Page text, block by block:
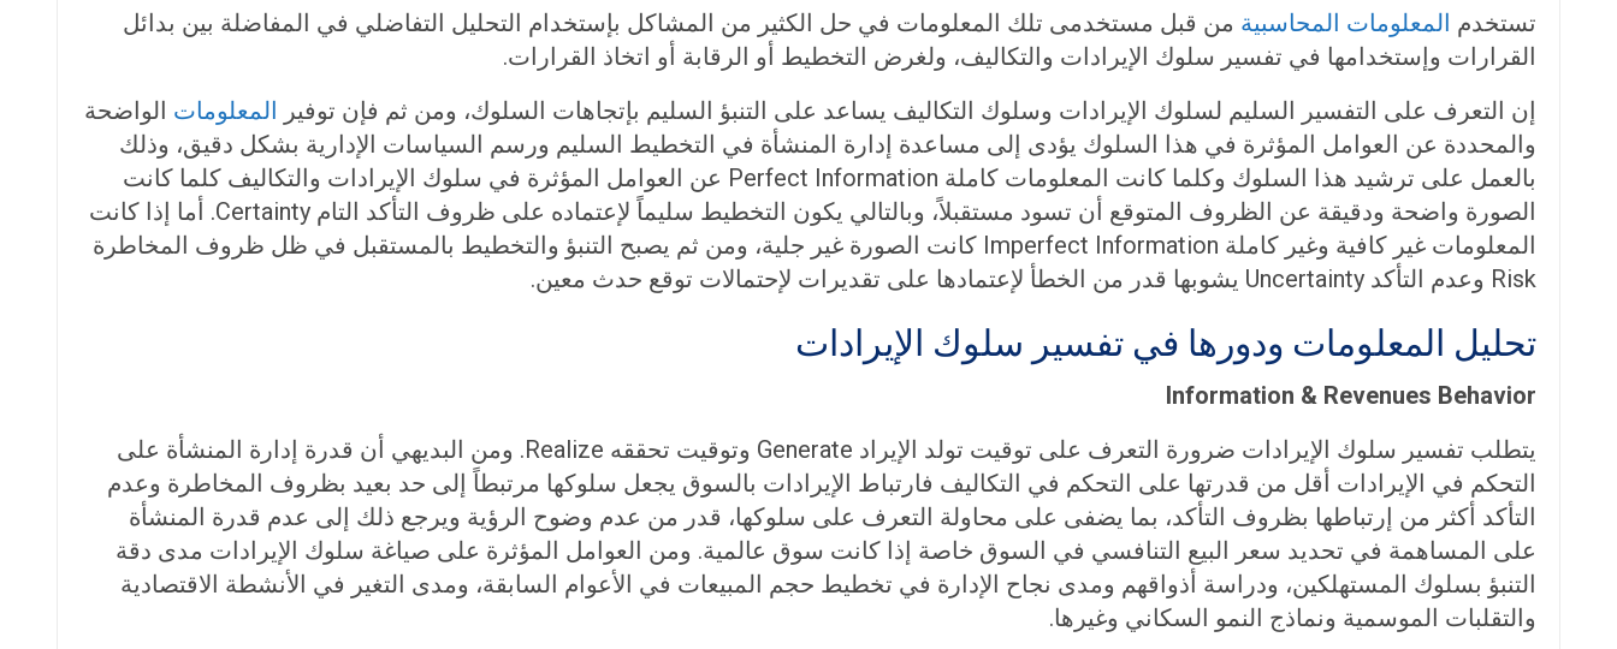
تستخدم المعلومات المحاسبية من قبل مستخدمى تلك المعلومات في حل الكثير من المشاكل بإستخدام التحليل التفاضلي في المفاضلة بين بدائل
القرارات وإستخدامها في تفسير سلوك الإيرادات والتكاليف، ولغرض التخطيط أو الرقابة أو اتخاذ القرارات.
إن التعرف على التفسير السليم لسلوك الإيرادات وسلوك التكاليف يساعد على التنبؤ السليم بإتجاهات السلوك، ومن ثم فإن توفير المعلومات الواضحة
والمحددة عن العوامل المؤثرة في هذا السلوك يؤدى إلى مساعدة إدارة المنشأة في التخطيط السليم ورسم السياسات الإدارية بشكل دقيق، وذلك
بالعمل على ترشيد هذا السلوك وكلما كانت المعلومات كاملة Perfect Information عن العوامل المؤثرة في سلوك الإيرادات والتكاليف كلما كانت
الصورة واضحة ودقيقة عن الظروف المتوقع أن تسود مستقبلاً، وبالتالي يكون التخطيط سليماً لإعتماده على ظروف التأكد التام Certainty. أما إذا كانت
المعلومات غير كافية وغير كاملة Imperfect Information كانت الصورة غير جلية، ومن ثم يصبح التنبؤ والتخطيط بالمستقبل في ظل ظروف المخاطرة
Risk وعدم التأكد Uncertainty يشوبها قدر من الخطأ لإعتمادها على تقديرات لإحتمالات توقع حدث معين.
تحليل المعلومات ودورها في تفسير سلوك الإيرادات
Information & Revenues Behavior
يتطلب تفسير سلوك الإيرادات ضرورة التعرف على توقيت تولد الإيراد Generate وتوقيت تحققه Realize. ومن البديهي أن قدرة إدارة المنشأة على
التحكم في الإيرادات أقل من قدرتها على التحكم في التكاليف فارتباط الإيرادات بالسوق يجعل سلوكها مرتبطاً إلى حد بعيد بظروف المخاطرة وعدم
التأكد أكثر من إرتباطها بظروف التأكد، بما يضفى على محاولة التعرف على سلوكها، قدر من عدم وضوح الرؤية ويرجع ذلك إلى عدم قدرة المنشأة
على المساهمة في تحديد سعر البيع التنافسي في السوق خاصة إذا كانت سوق عالمية. ومن العوامل المؤثرة على صياغة سلوك الإيرادات مدى دقة
التنبؤ بسلوك المستهلكين، ودراسة أذواقهم ومدى نجاح الإدارة في تخطيط حجم المبيعات في الأعوام السابقة، ومدى التغير في الأنشطة الاقتصادية
والتقلبات الموسمية ونماذج النمو السكاني وغيرها.